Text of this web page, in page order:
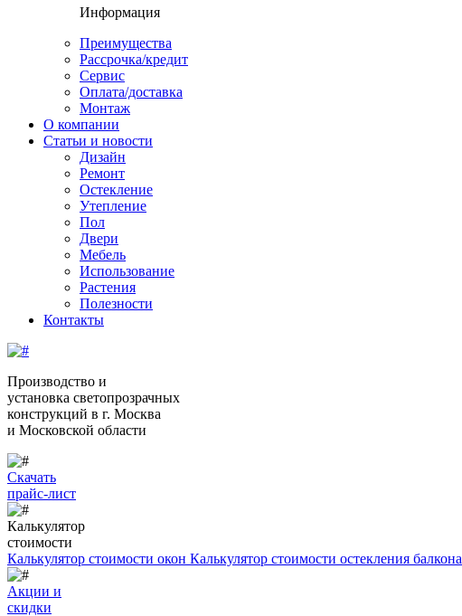
Информация
Преимущества
Рассрочка/кредит
Сервис
Оплата/доставка
Монтаж
О компании
Статьи и новости
Дизайн
Ремонт
Остекление
Утепление
Пол
Двери
Мебель
Использование
Растения
Полезности
Контакты
Производство и
установка светопрозрачных
конструкций в г. Москва
и Московской области
Скачать
прайс-лист
Калькулятор
стоимости
Калькулятор стоимости окон Калькулятор стоимости остекления балкона
Акции и
скидки